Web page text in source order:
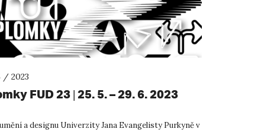
/ 2023
FUD 23 | 25. 5. – 29. 6. 2023
a designu Univerzity Jana Evangelisty Purkyně v